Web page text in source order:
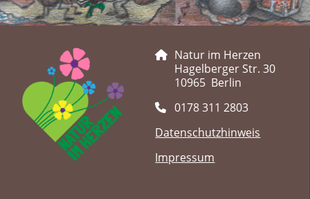
Natur im Herzen
Hagelberger Str. 30
10965 Berlin
0178 311 2803
Datenschutzhinweis
Impressum